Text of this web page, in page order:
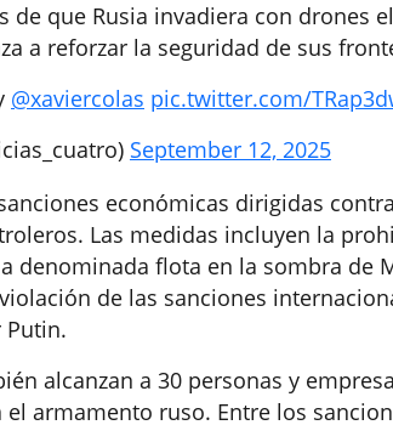
de que Rusia invadiera con drones
a reforzar la seguridad de sus
@xaviercolas pic.twitter.com/
September 12, 2025
económicas dirigidas
Las medidas incluyen la
denominada flota en la sombra de
de las sanciones
Putin.
alcanzan a 30 personas y
armamento ruso. Entre los